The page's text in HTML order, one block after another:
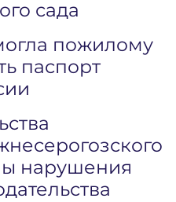
сада
пожилому
паспорт
нарушения